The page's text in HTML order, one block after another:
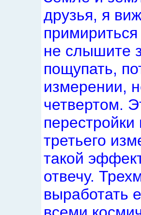
друзья, я
не слышите
пощупать,
измерении,
четвертом.
третьего
такой
отвечу.
выработать